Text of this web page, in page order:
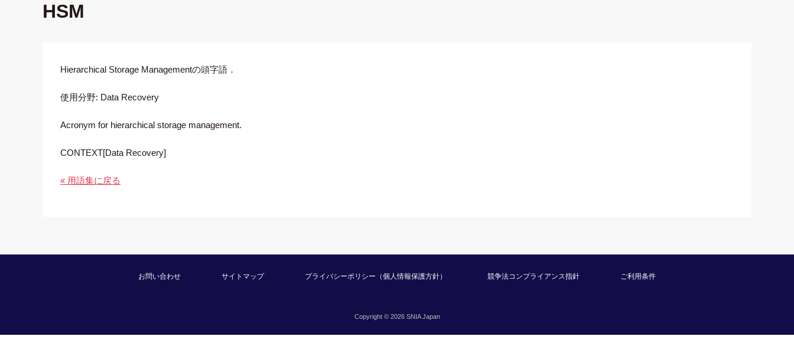
HSM
Hierarchical Storage Managementの頭字語．
使用分野: Data Recovery
Acronym for hierarchical storage management.
CONTEXT[Data Recovery]
« 用語集に戻る
お問い合わせ サイトマップ プライバシーポリシー（個人情報保護方針） 競争法コンプライアンス指針 ご利用条件
Copyright © 2026 SNIA Japan